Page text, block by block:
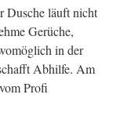
Dusche läuft nicht
Gerüche,
in der
Abhilfe. Am
Profi